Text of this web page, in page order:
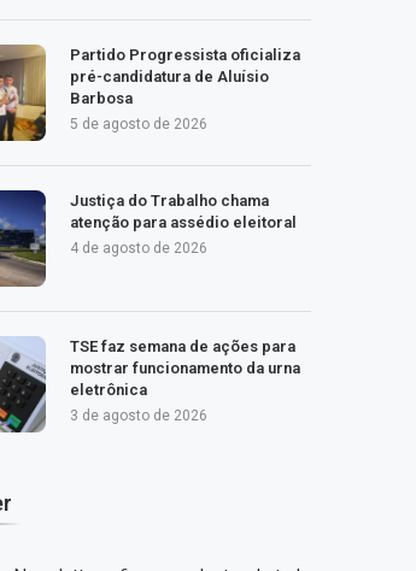
Partido Progressista oficializa
pré-candidatura de Aluísio
Barbosa
5 de agosto de 2026
Justiça do Trabalho chama
atenção para assédio eleitoral
4 de agosto de 2026
TSE faz semana de ações para
mostrar funcionamento da urna
eletrônica
3 de agosto de 2026